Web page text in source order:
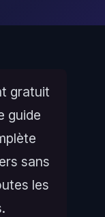
gratuit
guide
sans
les